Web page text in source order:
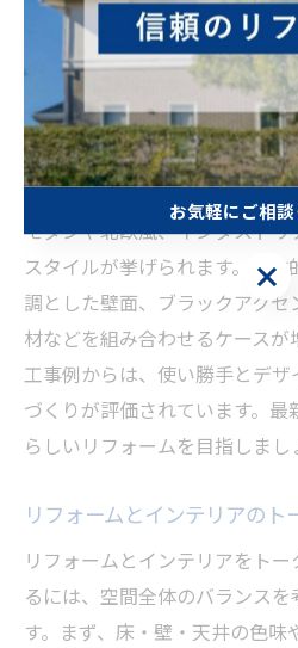
オープン収納や可動式間仕切
す。こうした工夫により、快
フォームが実現します。
東京都のリフォームで流行の
東京都で流行しているデザイ
モダンや北欧風、インダスト
スタイルが挙げられます。具
調とした壁面、ブラックアク
材などを組み合わせるケース
工事例からは、使い勝手とデ
づくりが評価されています。
らしいリフォームを目指しまし
リフォームとインテリアの
リフォームとインテリアをト
るには、空間全体のバランス
す。まず、床・壁・天井の色
お気軽にご相談
お気軽にご相